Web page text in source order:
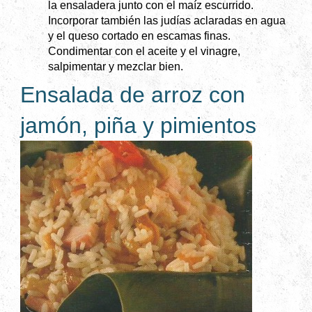
la ensaladera junto con el maíz escurrido.
Incorporar también las judías aclaradas en agua
y el queso cortado en escamas finas.
Condimentar con el aceite y el vinagre,
salpimentar y mezclar bien.
Ensalada de arroz con
jamón, piña y pimientos